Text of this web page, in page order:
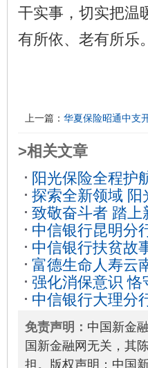
干实事，切实把温
有所依、老有所乐。
上一篇： 华夏保险昭通中支
>相关文章
阳光保险全程护
17
探索全新领域 阳
羊城2021-06-01
致敬奋斗者 踏上
业务启动会
中信银行昆明分
者卡”2021-08-04
中信银行扶贫故
富德生命人寿云
03-26
强化消保意识
展诚信教育直播
中信银行大理分
免责声明： 中国新金
国新金融网无关，其
担。版权声明：中国